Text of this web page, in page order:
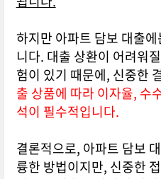
하지만 아파트 담보 대출
니다. 대출 상환이 어려워
험이 있기 때문에, 신중한
출 상품에 따라 이자율, 수
석이 필수적입니다.
결론적으로, 아파트 담보
륭한 방법이지만, 신중한